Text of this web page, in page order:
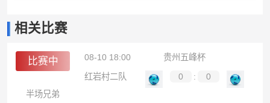
相关比赛
比赛中 08-10 18:00
贵州五峰杯
红岩村二队
0 :
0
半场兄弟